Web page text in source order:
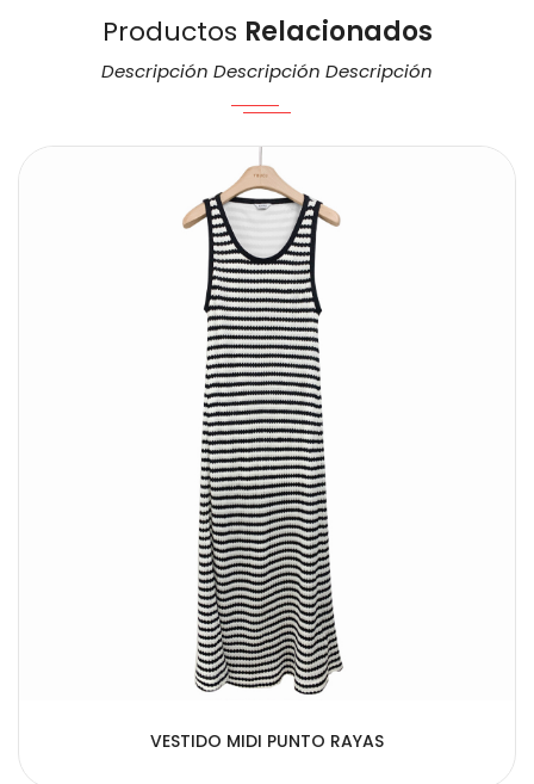
Productos Relacionados
Descripción Descripción Descripción
VESTIDO MIDI PUNTO RAYAS